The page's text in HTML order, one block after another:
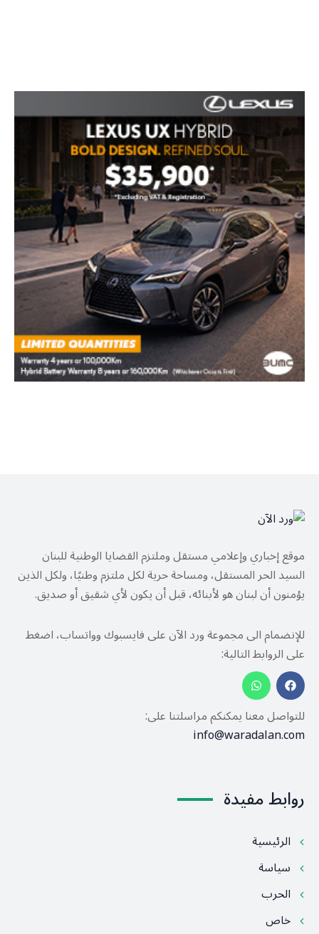
موقع إخباري وإعلامي مستقل وملتزم القضايا الوطنية للبنان
السيد الحر المستقل، ومساحة حرية لكل ملتزم وطنيًا، ولكل الذين
يؤمنون أن لبنان هو لأبنائه، قبل أن يكون لأي شقيق أو صديق.
للإنضمام الى مجموعة ورد الآن على فايسبوك وواتساب، اضغط
على الروابط التالية:
للتواصل معنا يمكنكم مراسلتنا على:
info@waradalan.com
روابط مفيدة
الرئيسية
سياسة
الحرب
خاص